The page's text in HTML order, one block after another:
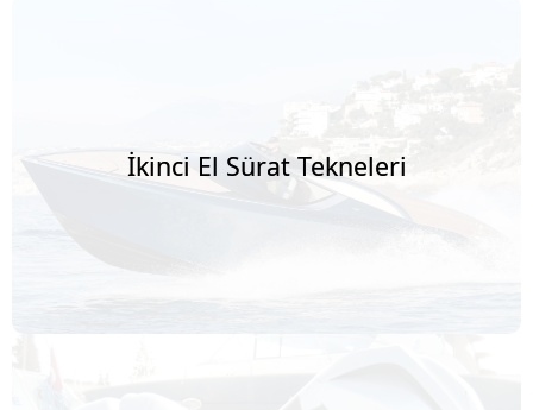
İkinci El Sürat Tekneleri